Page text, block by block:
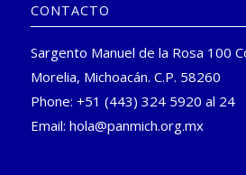
CONTACTO
Sargento Manuel de la Rosa 100
Morelia, Michoacán. C.P. 58260
Phone: +51 (443) 324 5920 al 24
Email: hola@panmich.org.mx